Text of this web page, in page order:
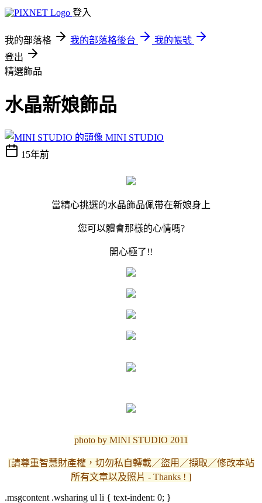
登入
我的部落格 我的部落格後台
我的帳號
登出
精選飾品
水晶新娘飾品
MINI STUDIO
15年前
當精心挑選的水晶飾品佩帶在新娘身上
您可以體會那樣的心情嗎?
開心極了!!
photo by MINI STUDIO 2011
[請尊重智慧財產權，切勿私自轉載／盜用／擷取／修改本站
所有文章以及照片 - Thanks ! ]
.msgcontent .wsharing ul li { text-indent: 0; }